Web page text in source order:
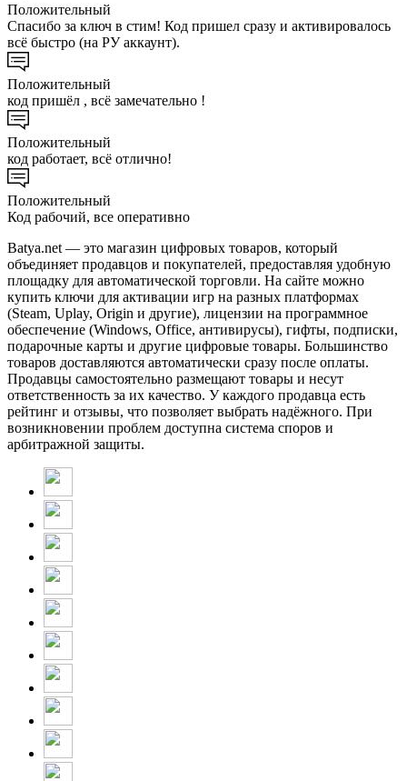
Положительный
Спасибо за ключ в стим! Код пришел сразу и активировалось
всё быстро (на РУ аккаунт).
Положительный
код пришёл , всё замечательно !
Положительный
код работает, всё отлично!
Положительный
Код рабочий, все оперативно
Batya.net — это магазин цифровых товаров, который
объединяет продавцов и покупателей, предоставляя удобную
площадку для автоматической торговли. На сайте можно
купить ключи для активации игр на разных платформах
(Steam, Uplay, Origin и другие), лицензии на программное
обеспечение (Windows, Office, антивирусы), гифты, подписки,
подарочные карты и другие цифровые товары. Большинство
товаров доставляются автоматически сразу после оплаты.
Продавцы самостоятельно размещают товары и несут
ответственность за их качество. У каждого продавца есть
рейтинг и отзывы, что позволяет выбрать надёжного. При
возникновении проблем доступна система споров и
арбитражной защиты.